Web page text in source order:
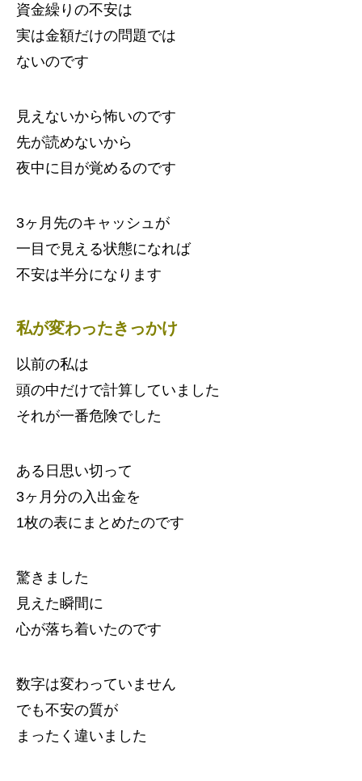
資金繰りの不安は
実は金額だけの問題では
ないのです
見えないから怖いのです
先が読めないから
夜中に目が覚めるのです
3ヶ月先のキャッシュが
一目で見える状態になれば
不安は半分になります
私が変わったきっかけ
以前の私は
頭の中だけで計算していました
それが一番危険でした
ある日思い切って
3ヶ月分の入出金を
1枚の表にまとめたのです
驚きました
見えた瞬間に
心が落ち着いたのです
数字は変わっていません
でも不安の質が
まったく違いました